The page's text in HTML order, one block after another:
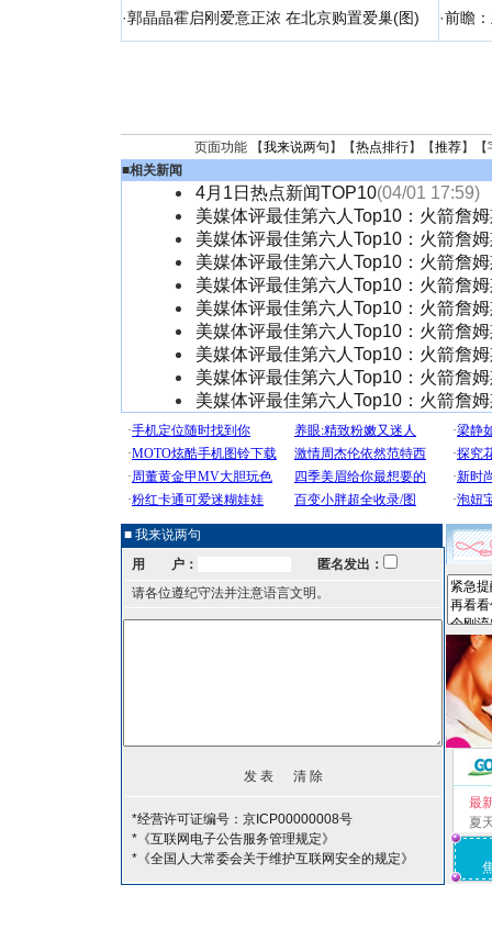
·郭晶晶霍启刚爱意正浓 在北京购置爱巢(图)
·前瞻
页面功能 【我来说两句 】【热点排行】【推荐】【
■相关新闻
4月1日热点新闻TOP10(04/01 17:59)
美媒体评最佳第六人Top10：火箭詹
美媒体评最佳第六人Top10：火箭詹
美媒体评最佳第六人Top10：火箭詹
美媒体评最佳第六人Top10：火箭詹
美媒体评最佳第六人Top10：火箭詹
美媒体评最佳第六人Top10：火箭詹
美媒体评最佳第六人Top10：火箭詹
美媒体评最佳第六人Top10：火箭詹
美媒体评最佳第六人Top10：火箭詹
■ 我来说两句
用 户：
匿名发出：
请各位遵纪守法并注意语言文明。
*经营许可证编号：京ICP00000008号
*《互联网电子公告服务管理规定》
*《全国人大常委会关于维护互联网安全的规定》
最
夏